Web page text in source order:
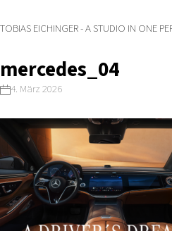
TOBIAS EICHINGER - A STUDIO IN ONE
mercedes_04
4. März 2026